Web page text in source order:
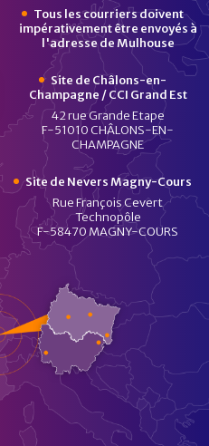
Tous les courriers doivent
impérativement être envoyés à
l'adresse de Mulhouse
Site de Châlons-en-
Champagne / CCI Grand Est
42 rue Grande Etape
F-51010 CHÂLONS-EN-
CHAMPAGNE
Site de Nevers Magny-Cours
Rue François Cevert
Technopôle
F-58470 MAGNY-COURS